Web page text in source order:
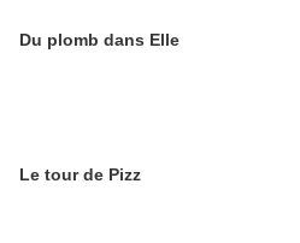
Du plomb dans Elle
Le tour de Pizz